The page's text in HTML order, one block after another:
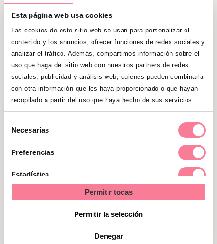
Esta página web usa cookies
Las cookies de este sitio web se usan para personalizar el
contenido y los anuncios, ofrecer funciones de redes sociales y
analizar el tráfico. Además, compartimos información sobre el
uso que haga del sitio web con nuestros partners de redes
sociales, publicidad y análisis web, quienes pueden combinarla
con otra información que les haya proporcionado o que hayan
recopilado a partir del uso que haya hecho de sus servicios.
Necesarias
Preferencias
Estadística
Permitir todas
Permitir la selección
Denegar
pueda volver a disfrutarla con el niño que
ahora está creciendo en la barriga. Uno de
losregalos de San Valentín para futuros
papásque estamos convencidos de que
va a conseguir emocionarles.
Discos, libros, artículos
deportivos…
Un obsequio más tradicional para el Día de
interesante. Si le regalas a tu pareja algo
relativo a sus gustos actuales, como un
CD de su banda favorita, una pulsera
digital para monitorizar su actividad
cuando sale a correr, la última novela de
esto puede transmitirle el mensaje de